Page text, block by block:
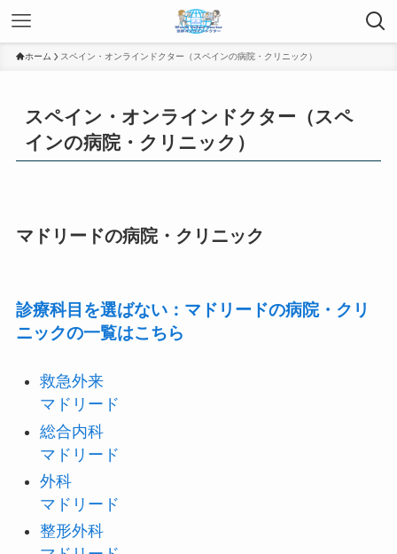
ホーム スペイン・オンラインドクター（スペインの病院・クリニック）
スペイン・オンラインドクター（スペ
インの病院・クリニック）
マドリードの病院・クリニック
診療科目を選ばない：マドリードの病院・クリ
ニックの一覧はこちら
救急外来
マドリード
総合内科
マドリード
外科
マドリード
整形外科